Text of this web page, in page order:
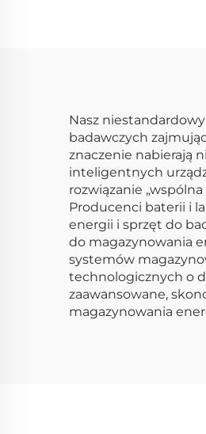
Nasz
badawczych
znaczenie nabierają
inteligentnych
rozwiązanie
Producenci baterii i
energii i sprzęt do
do magazynowania
systemów
technologicznych o
zaawansowane,
magazynowania